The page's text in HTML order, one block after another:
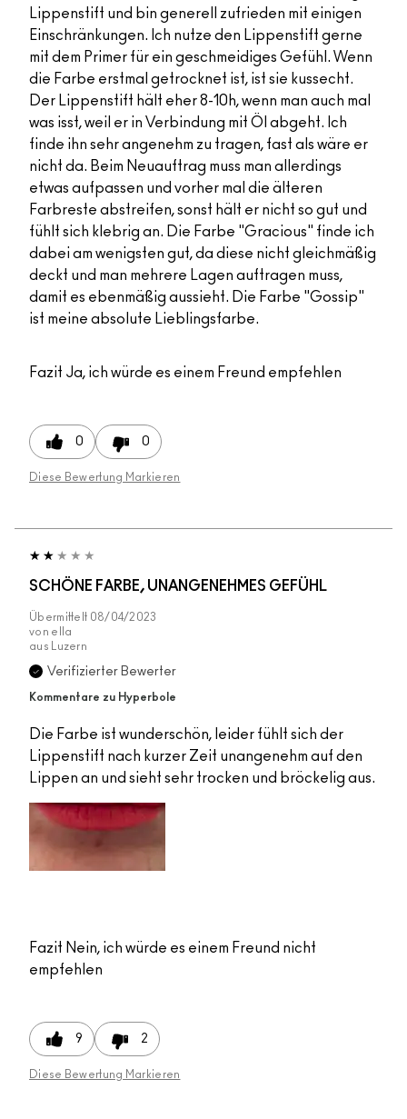
Lippenstift und bin generell zufrieden mit einigen
Einschränkungen. Ich nutze den Lippenstift gerne
mit dem Primer für ein geschmeidiges Gefühl. Wenn
die Farbe erstmal getrocknet ist, ist sie kussecht.
Der Lippenstift hält eher 8-10h, wenn man auch mal
was isst, weil er in Verbindung mit Öl abgeht. Ich
finde ihn sehr angenehm zu tragen, fast als wäre er
nicht da. Beim Neuauftrag muss man allerdings
etwas aufpassen und vorher mal die älteren
Farbreste abstreifen, sonst hält er nicht so gut und
fühlt sich klebrig an. Die Farbe "Gracious" finde ich
dabei am wenigsten gut, da diese nicht gleichmäßig
deckt und man mehrere Lagen auftragen muss,
damit es ebenmäßig aussieht. Die Farbe "Gossip"
ist meine absolute Lieblingsfarbe.
Fazit Ja, ich würde es einem Freund empfehlen
0 0
Diese Bewertung Markieren
SCHÖNE FARBE, UNANGENEHMES GEFÜHL
Übermittelt 08/04/2023
von ella
aus
Luzern
Verifizierter Bewerter
Kommentare zu Hyperbole
Die Farbe ist wunderschön, leider fühlt sich der
Lippenstift nach kurzer Zeit unangenehm auf den
Lippen an und sieht sehr trocken und bröckelig aus.
Fazit Nein, ich würde es einem Freund nicht
empfehlen
9 2
Diese Bewertung Markieren